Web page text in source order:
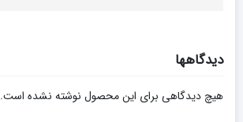
دیدگاهها
هیچ دیدگاهی برای این محصول نوشته نشده است.